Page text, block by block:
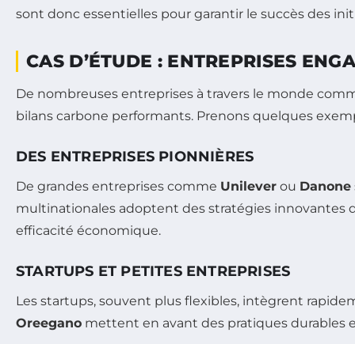
sont donc essentielles pour garantir le succès des
CAS D’ÉTUDE : ENTREPRISES
De nombreuses entreprises à travers le monde
bilans carbone performants. Prenons quelques
DES ENTREPRISES PIONNIÈRES
De grandes entreprises comme Unilever ou Danone
multinationales adoptent des stratégies
efficacité économique.
STARTUPS ET PETITES ENTREPRISES
Les startups, souvent plus flexibles, intègrent
Oreegano mettent en avant des pratiques durables